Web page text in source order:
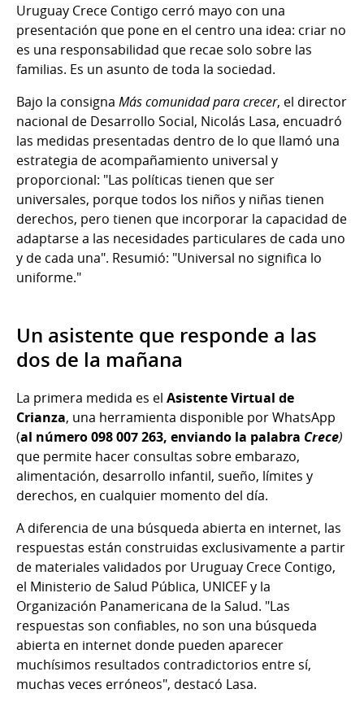
Uruguay Crece Contigo cerró mayo con una
presentación que pone en el centro una idea: criar no
es una responsabilidad que recae solo sobre las
familias. Es un asunto de toda la sociedad.
Bajo la consigna Más comunidad para crecer, el director
nacional de Desarrollo Social, Nicolás Lasa, encuadró
las medidas presentadas dentro de lo que llamó una
estrategia de acompañamiento universal y
proporcional: "Las políticas tienen que ser
universales, porque todos los niños y niñas tienen
derechos, pero tienen que incorporar la capacidad de
adaptarse a las necesidades particulares de cada uno
y de cada una". Resumió: "Universal no significa lo
uniforme."
Un asistente que responde a las
dos de la mañana
La primera medida es el Asistente Virtual de
Crianza, una herramienta disponible por WhatsApp
(al número 098 007 263, enviando la palabra Crece)
que permite hacer consultas sobre embarazo,
alimentación, desarrollo infantil, sueño, límites y
derechos, en cualquier momento del día.
A diferencia de una búsqueda abierta en internet, las
respuestas están construidas exclusivamente a partir
de materiales validados por Uruguay Crece Contigo,
el Ministerio de Salud Pública, UNICEF y la
Organización Panamericana de la Salud. "Las
respuestas son confiables, no son una búsqueda
abierta en internet donde pueden aparecer
muchísimos resultados contradictorios entre sí,
muchas veces erróneos", destacó Lasa.